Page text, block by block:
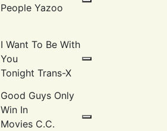
People Yazoo
I Want To Be With
You
Tonight Trans-X
Good Guys Only
Win In
Movies C.C.